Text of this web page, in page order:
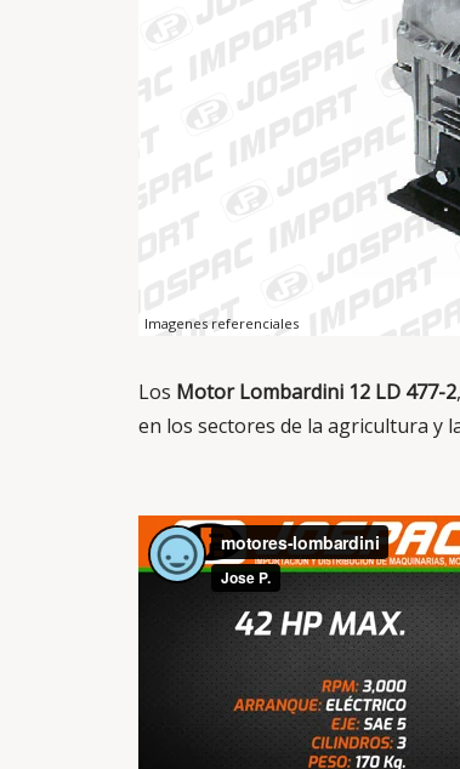
Imagenes referenciales
Los Motor Lombardini 12 LD 477-2
en los sectores de la agricultura y